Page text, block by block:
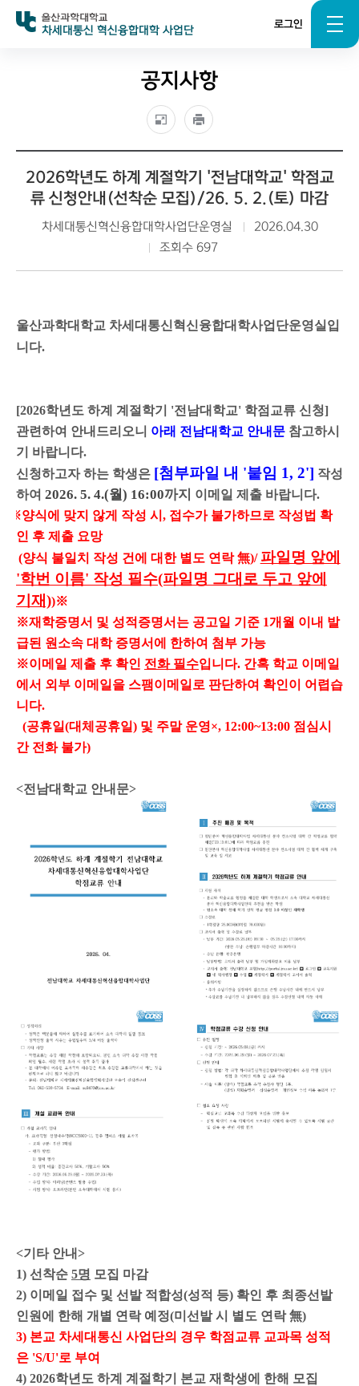
로그인
차세대통신 혁신융합대학 사업단
공지사항
2026학년도 하계 계절학기 '전남대학교' 학점교
류 신청안내(선착순 모집)/26. 5. 2.(토) 마감
차세대통신혁신융합대학사업단운영실
2026.04.30
조회수 697
울산과학대학교 차세대통신혁신융합대학사업단운영실입
니다.
[2026학년도 하계 계절학기 '전남대학교' 학점교류 신청]
관련하여 안내드리오니 아래 전남대학교 안내문 참고하시
기 바랍니다.
신청하고자 하는 학생은 [첨부파일 내 '붙임 1, 2'] 작성
하여 2026. 5. 4.(월 ) 16:00까지 이메일 제출 바랍니다.
※양식에 맞지 않게 작성 시, 접수가 불가하므로 작성법 확
인 후 제출 요망
(양식 불일치 작성 건에 대한 별도 연락 無)/ 파일명 앞에
'학번 이름' 작성 필수(파일명 그대로 두고 앞에
기재))※
※재학증명서 및 성적증명서는 공고일 기준 1개월 이내 발
급된 원소속 대학 증명서에 한하여 첨부 가능
※이메일 제출 후 확인 전화 필수입니다. 간혹 학교 이메일
에서 외부 이메일을 스팸이메일로 판단하여 확인이 어렵습
니다.
(공휴일(대체공휴일) 및 주말 운영×, 12:00~13:00 점심시
간 전화 불가)
<전남대학교 안내문>
<기타 안내>
1) 선착순 5명 모집 마감
2) 이메일 접수 및 선발 적합성(성적 등) 확인 후 최종선발
인원에 한해 개별 연락 예정(미선발 시 별도 연락 無)
3) 본교 차세대통신 사업단의 경우 학점교류 교과목 성적
은 'S/U'로 부여
4) 2026학년도 하계 계절학기 본교 재학생에 한해 모집